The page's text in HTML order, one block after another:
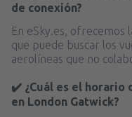
de conexión?
En eSky.es, ofrecemos
que puede buscar los
aerolíneas que no
✔️ ¿Cuál es el horario
en London Gatwick?